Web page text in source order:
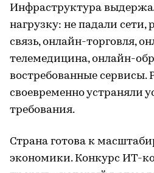
Инфраструктура
нагрузку: не падали сети,
связь, онлайн-торговля,
телемедицина, онлайн-
востребованные сервисы.
своевременно устраняли
требования.
Cтрана готова к
экономики. Конкурс ИТ-